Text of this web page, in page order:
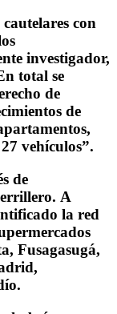
con
investigador,
total se
de
de
vehículos”.
de
A
la red
Fusagasugá,